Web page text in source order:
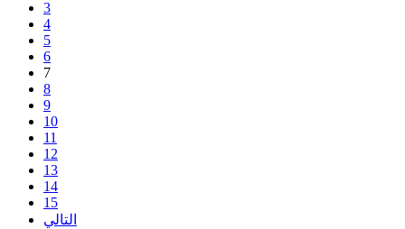
3
4
5
6
7
8
9
10
11
12
13
14
15
التالي